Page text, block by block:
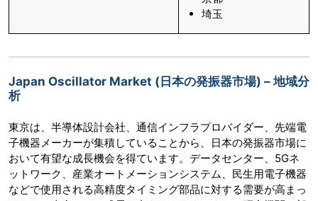
埼玉
Japan Oscillator Market (日本の発振器市場) – 地域分
析
東京は、半導体設計会社、通信インフラプロバイダー、先端電
子機器メーカーが集積していることから、日本の発振器市場に
おいて有望な成長機会を得ています。データセンター、5Gネ
ットワ​​ーク、産業オートメーションシステム、民生用電子機器
などで使用される高精度タイミング部品に対する需要が高まっ